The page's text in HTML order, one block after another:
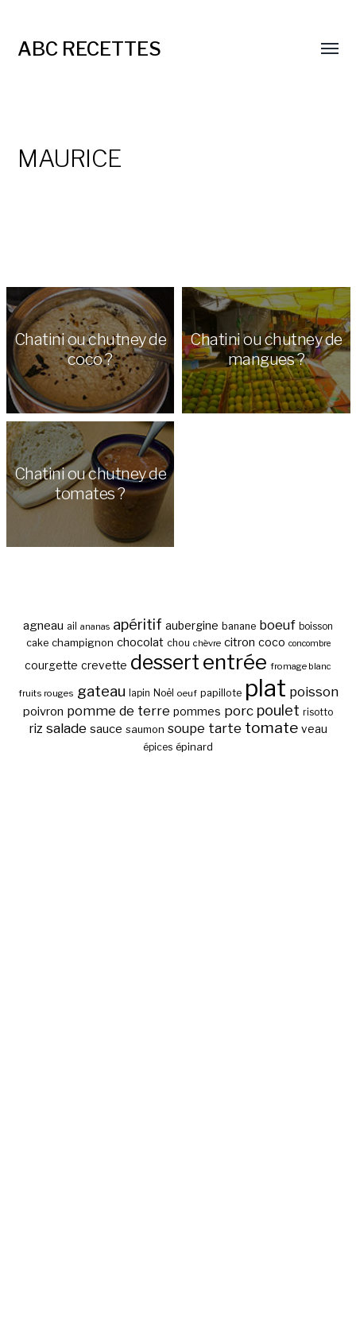
ABC RECETTES
MAURICE
Chatini ou chutney de
coco ?
Chatini ou chutney de
mangues ?
Chatini ou chutney de
tomates ?
agneau ail ananas apéritif aubergine banane boeuf boisson
cake champignon chocolat chou chèvre citron coco concombre
courgette crevette dessert entrée fromage blanc
fruits rouges gateau lapin Noël oeuf papillote plat poisson
poivron pomme de terre pommes porc poulet risotto
riz salade sauce saumon soupe tarte tomate veau
épices épinard